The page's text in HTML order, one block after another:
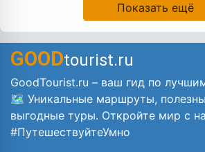
Показать ещё
GOODtourist.ru
GoodTourist.ru – ваш гид по
🗺️ Уникальные маршруты,
выгодные туры. Откройте мир с
#ПутешествуйтеУмно